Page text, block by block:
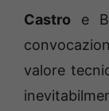
Castro e
valore